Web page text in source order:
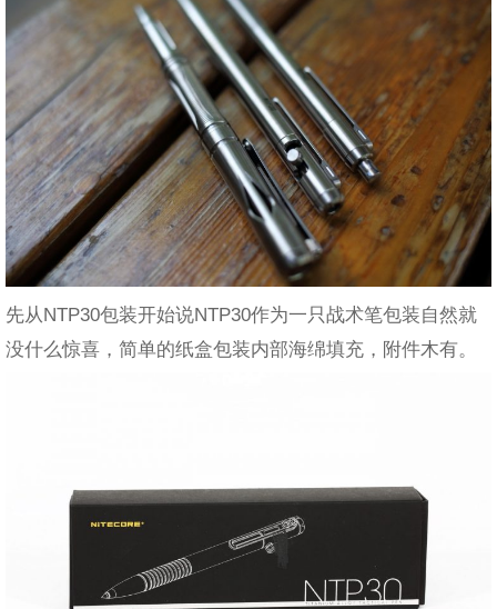
先从NTP30包装开始说NTP30作为一只战术笔包装自然就
没什么惊喜，简单的纸盒包装内部海绵填充，附件木有。